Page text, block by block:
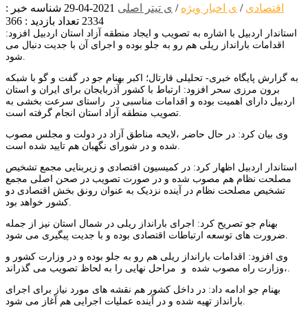
اقتصادی / ی اخبار ویژه / ی تیتر اصلی 2021-04-29
شناسه خبر :
2334 تعداد بازدید : 366
استاندار اردبیل با اشاره به تصویب و ایجاد منطقه آزاد استان اردبیل افزود:
اقدامات بارانداز ریلی هم رو به جلو بوده و اجرای آن با جدیت دنبال می
به گزارش پایگاه خبری- تحلیلی قارتال؛ اکبر بهنام جو در گفت و گو با شبکه
برون مرزی سحر افزود: ارتباط با کشور آذربایجان برای ایران و استان
اردبیل دارای اهمیت بوده و اقدامات مناسبی در راستای سرعت بخشی به
وی بیان کرد: در حال حاضر ،لایحه مناطق آزاد در دولت و مجلس مصوب
استاندار اردبیل اظهار کرد: در کمیسیون اقتصادی و زیربنایی مجمع تشخیص
مصلحت نظام هم مصوب شده و در صورت تصویب در صحن اصلی مجمع
تشخیص مصلحت نظام در آینده نزدیک به عنوان رونق بخش اقتصادی دو
بهنام جو تصریح کرد: اجرای بارانداز ریلی در شمال استان نیز از جمله
وی افزود: اقدامات بارانداز ریلی هم رو به جلو بوده و در وزارت کشور و
وزارت راه مصوب شده و مراحل نهایی را به لحاظ تصویب می گذراند،.
بهنام جو ادامه داد: در داخل کشور هم نقشه های مورد نیاز برای اجرای